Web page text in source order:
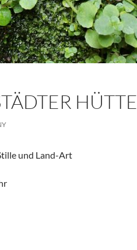
HÜTTE
und Land-Art